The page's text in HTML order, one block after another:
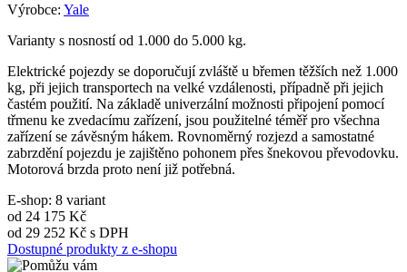
Výrobce: Yale
Varianty s nosností od 1.000 do 5.000 kg.
Elektrické pojezdy se doporučují zvláště u břemen těžších než 1.000
kg, při jejich transportech na velké vzdálenosti, případně při jejich
častém použití. Na základě univerzální možnosti připojení pomocí
třmenu ke zvedacímu zařízení, jsou použitelné téměř pro všechna
zařízení se závěsným hákem. Rovnoměrný rozjezd a samostatné
zabrzdění pojezdu je zajištěno pohonem přes šnekovou převodovku.
Motorová brzda proto není již potřebná.
E-shop: 8 variant
od 24 175 Kč
od 29 252 Kč s DPH
Dostupné produkty z e-shopu